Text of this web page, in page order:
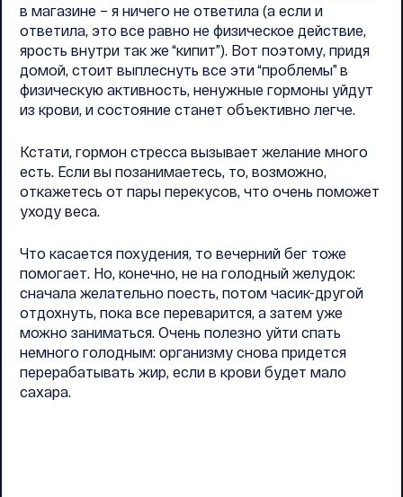
в магазине – я ничего не ответила (а если и
ответила, это все равно не физическое действие,
ярость внутри так же “кипит”). Вот поэтому, придя
домой, стоит выплеснуть все эти “проблемы” в
физическую активность, ненужные гормоны уйдут
из крови, и состояние станет объективно легче.
Кстати, гормон стресса вызывает желание много
есть. Если вы позанимаетесь, то, возможно,
откажетесь от пары перекусов, что очень поможет
уходу веса.
Что касается похудения, то вечерний бег тоже
помогает. Но, конечно, не на голодный желудок:
сначала желательно поесть, потом часик-другой
отдохнуть, пока все переварится, а затем уже
можно заниматься. Очень полезно уйти спать
немного голодным: организму снова придется
перерабатывать жир, если в крови будет мало
сахара.